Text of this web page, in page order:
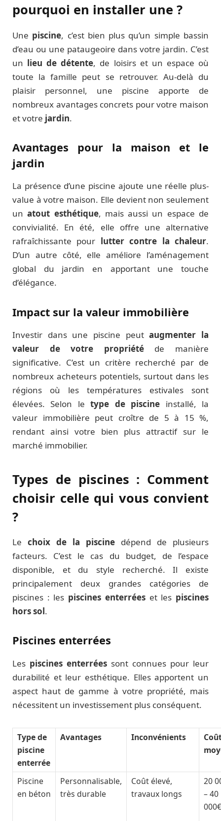
pourquoi en installer une ?
Une piscine, c’est bien plus qu’un simple bassin
d’eau ou une pataugeoire dans votre jardin. C’est
un lieu de détente, de loisirs et un espace où
toute la famille peut se retrouver. Au-delà du
plaisir personnel, une piscine apporte de
nombreux avantages concrets pour votre maison
et votre jardin.
Avantages pour la maison et le
jardin
La présence d’une piscine ajoute une réelle plus-
value à votre maison. Elle devient non seulement
unatout esthétique, mais aussi un espace de
convivialité. En été, elle offre une alternative
rafraîchissante pour lutter contre la chaleur.
D’un autre côté, elle améliore l’aménagement
global du jardin en apportant une touche
d’élégance.
Impact sur la valeur immobilière
Investir dans une piscine peutaugmenter la
valeur de votre propriétéde manière
significative. C’est un critère recherché par de
nombreux acheteurs potentiels, surtout dans les
régions où les températures estivales sont
élevées. Selon letype de piscine installé, la
valeur immobilière peut croître de 5 à 15 %,
rendant ainsi votre bien plus attractif sur le
marché immobilier.
Types de piscines : Comment
choisir celle qui vous convient
?
Le choix de la piscine dépend de plusieurs
facteurs. C’est le cas du budget, de l’espace
disponible, et du style recherché. Il existe
principalement deux grandes catégories de
piscines : les piscines enterréeset les piscines
hors sol.
Piscines enterrées
Les piscines enterrées sont connues pour leur
durabilité et leur esthétique. Elles apportent un
aspect haut de gamme à votre propriété, mais
nécessitent un investissement plus conséquent.
Type de
piscine
enterrée
Avantages Inconvénients
Piscine
en béton
Personnalisable,
très durable
Coût élevé,
travaux longs
20
– 40
000€